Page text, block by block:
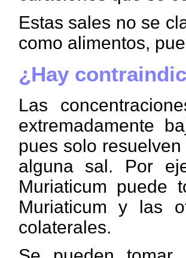
Estas sales no se
como alimentos,
¿Hay
Las
extremadamente
pues solo
alguna sal. Por
Muriaticum puede
Muriaticum y las
colaterales.